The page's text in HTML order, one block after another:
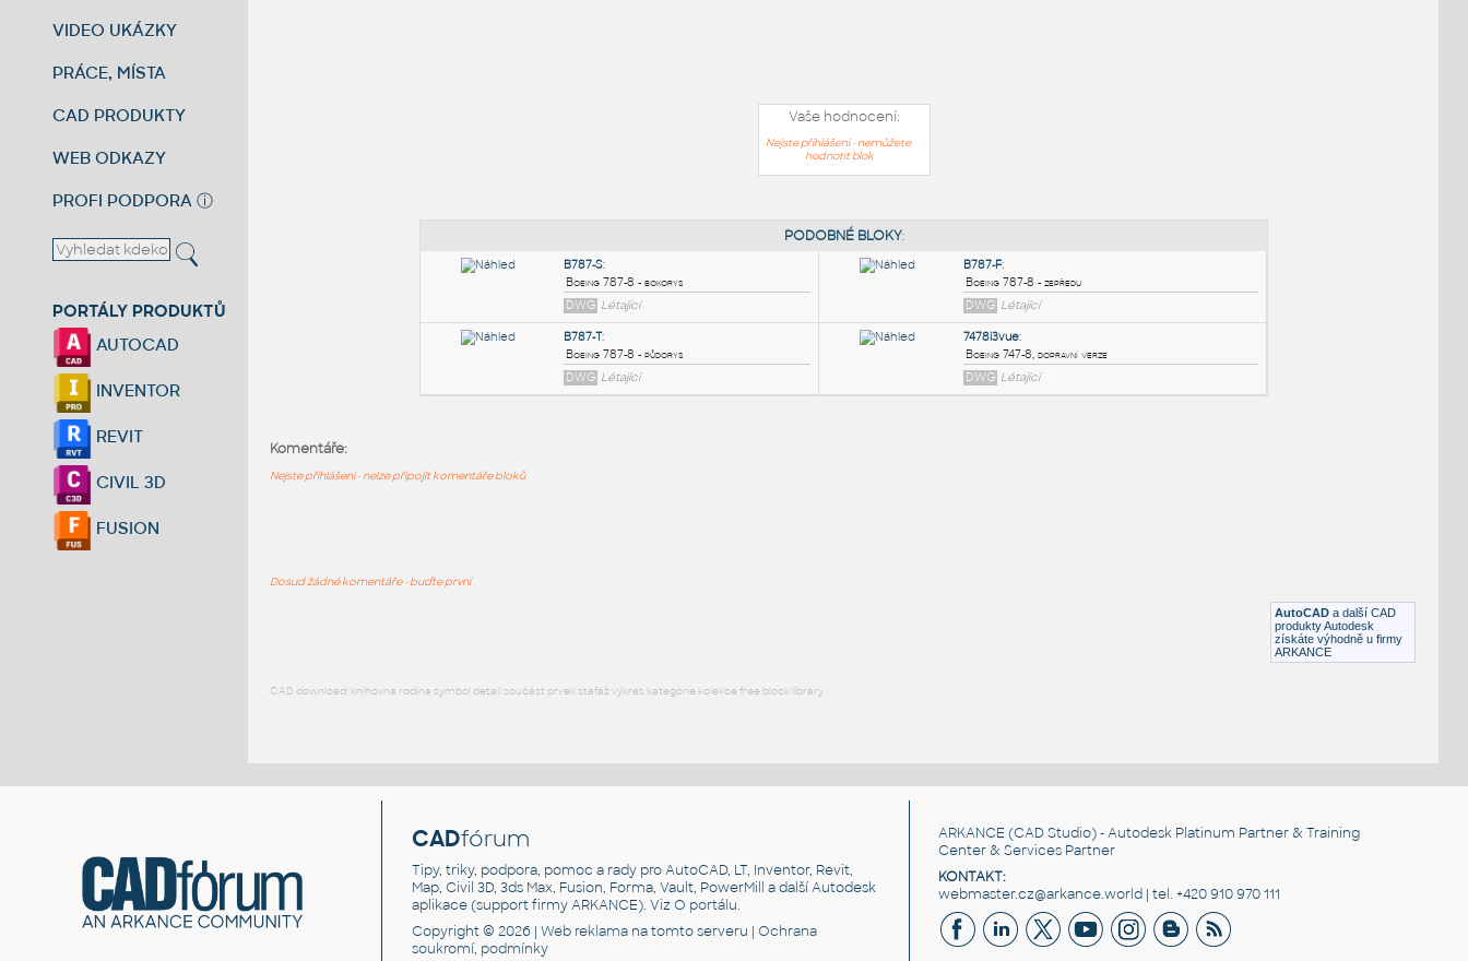
VIDEO UKÁZKY
PRÁCE, MÍSTA
CAD PRODUKTY
WEB ODKAZY
PROFI PODPORA ⓘ
PORTÁLY PRODUKTŮ
AUTOCAD
INVENTOR
REVIT
CIVIL 3D
FUSION
Vaše hodnocení:
Nejste přihlášeni - nemůžete
hodnotit blok
AutoCAD a další CAD
produkty Autodesk
získáte výhodně u firmy
ARKANCE
Komentáře:
Nejste přihlášeni - nelze připojit komentáře bloků
Dosud žádné komentáře - buďte první
CAD download: knihovna rodina symbol detail součást prvek stafáž výkres kategorie kolekce free block library
CADfórum
Tipy, triky, podpora, pomoc a rady pro AutoCAD, LT, Inventor, Revit,
Map, Civil 3D, 3ds Max, Fusion, Forma, Vault, PowerMill a další Autodesk
aplikace (support firmy ARKANCE). VizO portálu.
Copyright © 2026 |Web reklama na tomto serveru |Ochrana
soukromí, podmínky
ARKANCE (CAD Studio) - Autodesk Platinum Partner & Training
Center & Services Partner
KONTAKT:
webmaster.cz@arkance.world | tel. +420 910 970 111